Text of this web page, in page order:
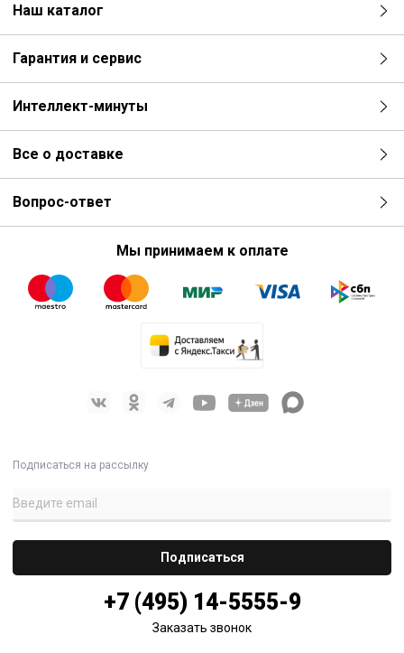
Наш каталог
Гарантия и сервис
Интеллект-минуты
Все о доставке
Вопрос-ответ
Мы принимаем к оплате
Подписаться на рассылку
+7 (495) 14-5555-9
Заказать звонок